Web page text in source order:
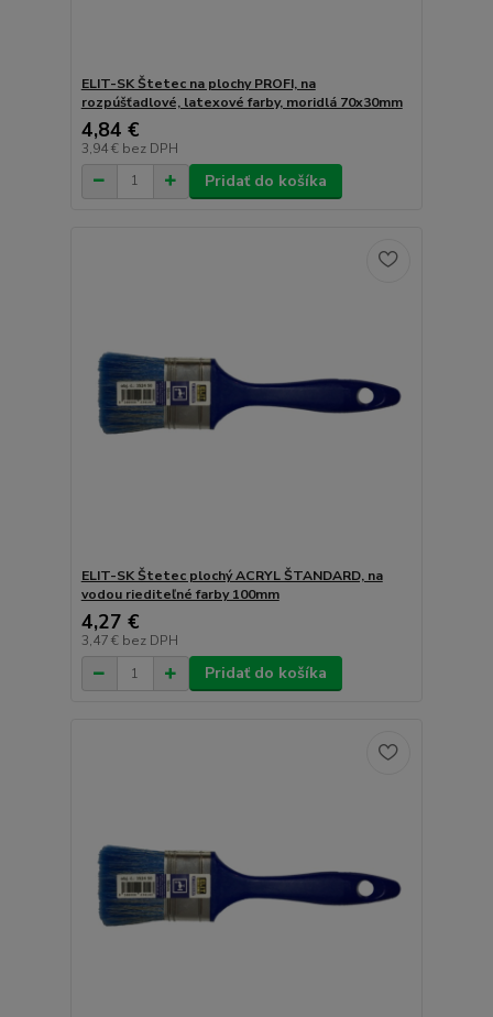
ELIT-SK Štetec na plochy PROFI, na
rozpúšťadlové, latexové farby, moridlá 70x30mm
4,84 €
3,94 € bez DPH
Pridať do košíka
ELIT-SK Štetec plochý ACRYL ŠTANDARD, na
vodou riediteľné farby 100mm
4,27 €
3,47 € bez DPH
Pridať do košíka